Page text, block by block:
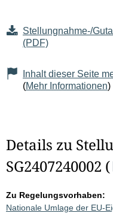
Stellungnahme-/
(PDF)
Inhalt dieser Seite
(Mehr Informationen)
Details zu
SG2407240002 (
Zu Regelungsvorhaben:
Nationale Umlage der EU-